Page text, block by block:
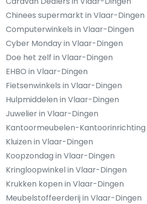
Chinees supermarkt in Vlaar-Dingen
Computerwinkels in Vlaar-Dingen
Cyber Monday in Vlaar-Dingen
Doe het zelf in Vlaar-Dingen
EHBO in Vlaar-Dingen
Fietsenwinkels in Vlaar-Dingen
Hulpmiddelen in Vlaar-Dingen
Juwelier in Vlaar-Dingen
Kantoormeubelen-Kantoorinrichting
Kluizen in Vlaar-Dingen
Koopzondag in Vlaar-Dingen
Kringloopwinkel in Vlaar-Dingen
Krukken kopen in Vlaar-Dingen
Meubelstoffeerderij in Vlaar-Dingen